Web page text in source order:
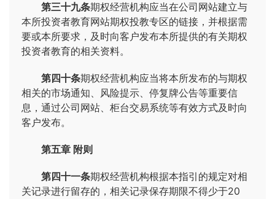
第三十九条期权经营机构应当在公司网站建立与
本所投资者教育网站期权投教专区的链接，并根据需
要或本所要求，及时向客户发布本所提供的有关期权
投资者教育的相关资料。
第四十条期权经营机构应当将本所发布的与期权
相关的市场通知、风险提示、停复牌公告等重要信
息，通过公司网站、柜台交易系统等有效方式及时向
客户发布。
第五章 附则
第四十一条期权经营机构根据本指引的规定对相
关记录进行留存的，相关记录保存期限不得少于20